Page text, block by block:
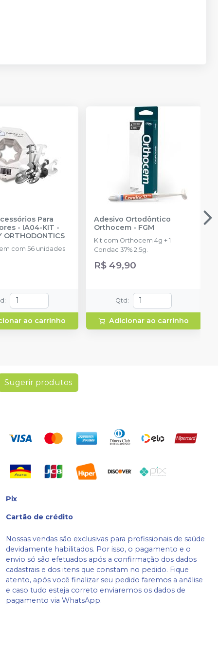
Para
- IA04-KIT -
ORTHODONTICS
com 56 unidades
:
ao carrinho
Adesivo Ortodôntico
Orthocem- FGM
Kit com Orthocem 4g + 1
Condac 37% 2,5g.
R$ 49,90
Qtd :
Adicionar ao carrinho
Sugerir produtos
Pix
Cartão de crédito
Nossas vendas são exclusivas para profissionais de saúde
devidamente habilitados. Por isso, o pagamento e o
envio só são efetuados após a confirmação dos dados
cadastrais e dos itens que constam no pedido. Fique
atento, após você finalizar seu pedido faremos a análise
e caso tudo esteja correto enviaremos os dados de
pagamento via WhatsApp.